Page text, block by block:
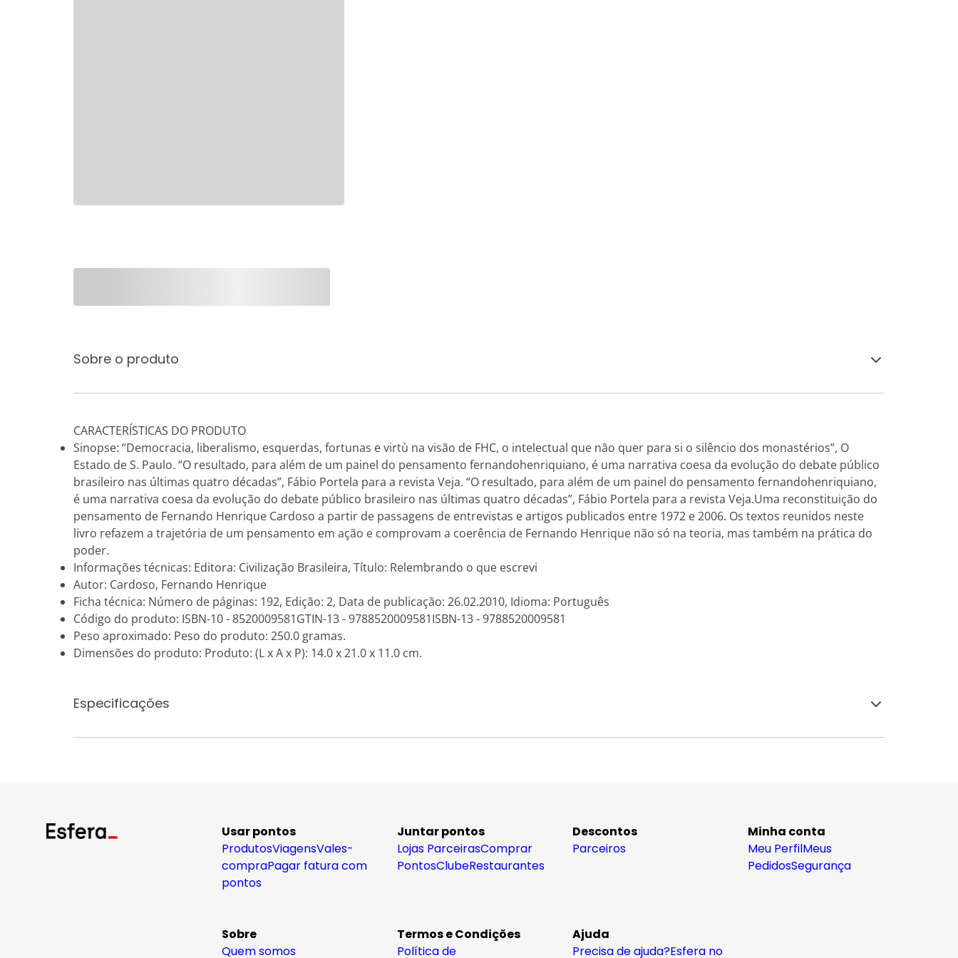
Sobre o produto
CARACTERÍSTICAS DO PRODUTO
Sinopse: “Democracia, liberalismo, esquerdas, fortunas e virtù na visão de FHC, o intelectual que não quer para si o silêncio dos monastérios”, O
Estado de S. Paulo. “O resultado, para além de um painel do pensamento fernandohenriquiano, é uma narrativa coesa da evolução do debate público
brasileiro nas últimas quatro décadas”, Fábio Portela para a revista Veja. “O resultado, para além de um painel do pensamento fernandohenriquiano,
é uma narrativa coesa da evolução do debate público brasileiro nas últimas quatro décadas”, Fábio Portela para a revista Veja.Uma reconstituição do
pensamento de Fernando Henrique Cardoso a partir de passagens de entrevistas e artigos publicados entre 1972 e 2006. Os textos reunidos neste
livro refazem a trajetória de um pensamento em ação e comprovam a coerência de Fernando Henrique não só na teoria, mas também na prática do
poder.
Informações técnicas: Editora: Civilização Brasileira, Título: Relembrando o que escrevi
Autor: Cardoso, Fernando Henrique
Ficha técnica: Número de páginas: 192, Edição: 2, Data de publicação: 26.02.2010, Idioma: Português
Código do produto: ISBN-10 - 8520009581GTIN-13 - 9788520009581ISBN-13 - 9788520009581
Peso aproximado: Peso do produto: 250.0 gramas.
Dimensões do produto: Produto: (L x A x P): 14.0 x 21.0 x 11.0 cm.
Especificações
Usar pontos
ProdutosViagensVales-
compraPagar fatura com
pontos
Juntar pontos
Lojas ParceirasComprar
PontosClubeRestaurantes
Descontos
Parceiros
Minha conta
Meu PerfilMeus
PedidosSegurança
Sobre
Quem somos
Termos e Condições
Política de
Ajuda
Precisa de ajuda?Esfera no